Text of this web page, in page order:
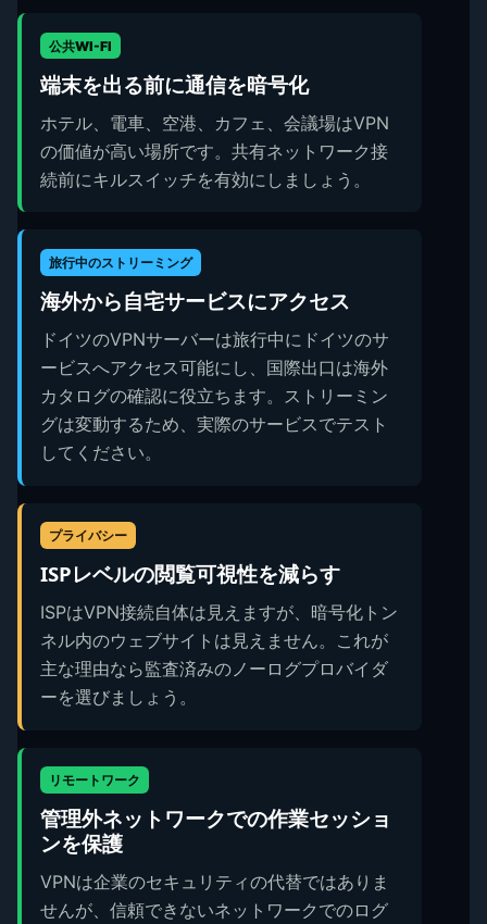
公共WI-FI
端末を出る前に通信を暗号化
ホテル、電車、空港、カフェ、会議場はVPN
の価値が高い場所です。共有ネットワーク接
続前にキルスイッチを有効にしましょう。
旅行中のストリーミング
海外から自宅サービスにアクセス
ドイツのVPNサーバーは旅行中にドイツのサ
ービスへアクセス可能にし、国際出口は海外
カタログの確認に役立ちます。ストリーミン
グは変動するため、実際のサービスでテスト
してください。
プライバシー
ISPレベルの閲覧可視性を減らす
ISPはVPN接続自体は見えますが、暗号化トン
ネル内のウェブサイトは見えません。これが
主な理由なら監査済みのノーログプロバイダ
ーを選びましょう。
リモートワーク
管理外ネットワークでの作業セッショ
ンを保護
VPNは企業のセキュリティの代替ではありま
せんが、信頼できないネットワークでのログ